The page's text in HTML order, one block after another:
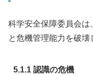
科学安全保障委員会
と危機管理能力を破壊
5.1.1 認識の危機